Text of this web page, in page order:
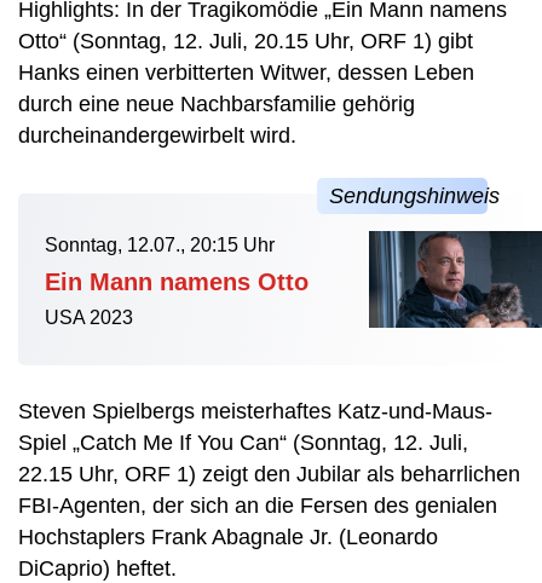
Highlights: In der Tragikomödie „Ein Mann namens
Otto“ (Sonntag, 12. Juli, 20.15 Uhr, ORF 1) gibt
Hanks einen verbitterten Witwer, dessen Leben
durch eine neue Nachbarsfamilie gehörig
durcheinandergewirbelt wird.
Sonntag, 12.07., 20:15 Uhr
Ein Mann namens Otto
USA 2023
Steven Spielbergs meisterhaftes Katz-und-Maus-
Spiel „Catch Me If You Can“ (Sonntag, 12. Juli,
22.15 Uhr, ORF 1) zeigt den Jubilar als beharrlichen
FBI-Agenten, der sich an die Fersen des genialen
Hochstaplers Frank Abagnale Jr. (Leonardo
DiCaprio) heftet.